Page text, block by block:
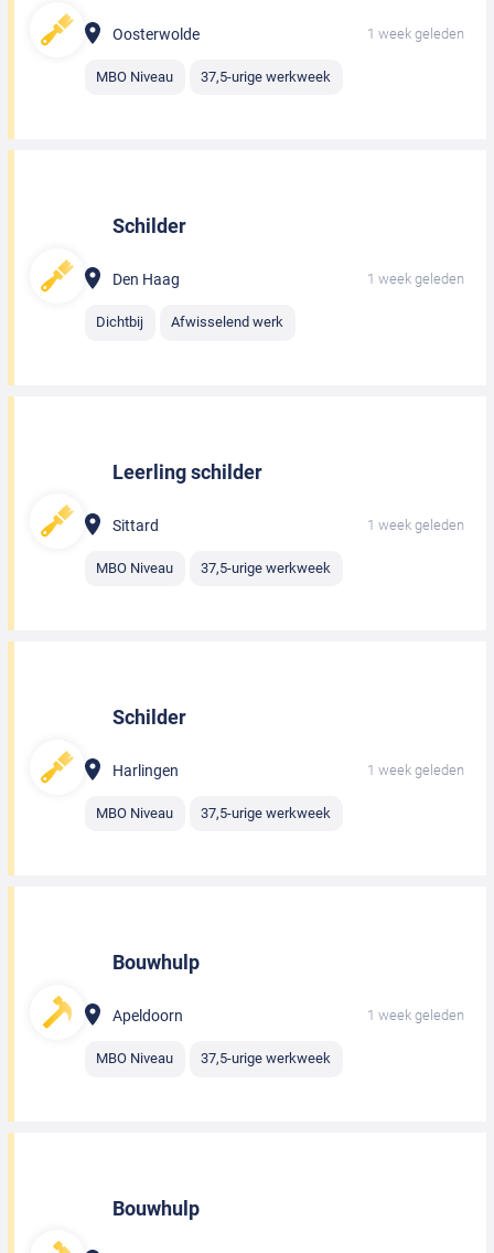
Oosterwolde 1 week geleden
MBO Niveau 37,5-urige werkweek
Schilder
Den Haag 1 week geleden
Dichtbij Afwisselend werk
Leerling schilder
Sittard 1 week geleden
MBO Niveau 37,5-urige werkweek
Schilder
Harlingen 1 week geleden
MBO Niveau 37,5-urige werkweek
Bouwhulp
Apeldoorn 1 week geleden
MBO Niveau 37,5-urige werkweek
Bouwhulp